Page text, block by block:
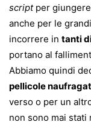
scriptper giungere
anche per le
incorrere in tanti
portano al
Abbiamo quindi
pellicole
verso o per un
non sono mai stati